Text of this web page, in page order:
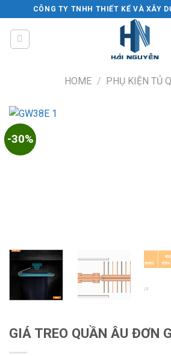
to
content
CÔNG TY TNHH THIẾT KẾ VÀ XÂY
HOME / PHỤ KIỆN TỦ
-30%
GIÁ TREO QUẦN ÂU ĐƠN